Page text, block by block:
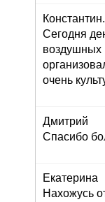
Константин.
Сегодня
воздушных
очень
Дмитрий
Спасибо
Екатерина
Нахожусь